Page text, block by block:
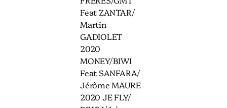
Feat ZANTAR/
Martin
GADIOLET
2020
MONEY/BIWI
Feat SANFARA/
Jérôme MAURE
2020 JE FLY/